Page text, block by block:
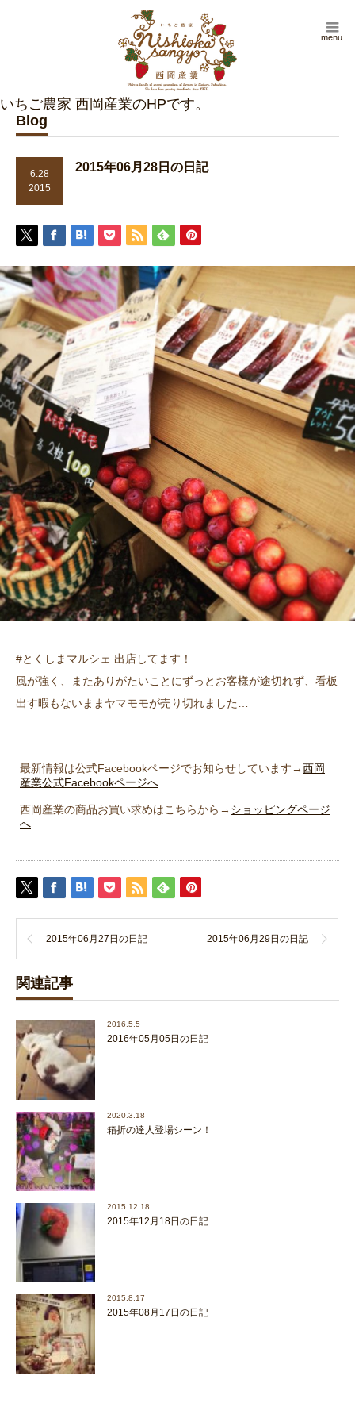
menu
Blog
6.28
2015
2015年06月28日の日記
#とくしまマルシェ 出店してます！
風が強く、またありがたいことにずっとお客様が途切れず、看板
出す暇もないままヤマモモが売り切れました…
最新情報は公式Facebookページでお知らせしています→西岡
産業公式Facebookページへ
西岡産業の商品お買い求めはこちらから→ ショッピングページ
へ
2015年06月27日の日記 2015年06月29日の日記
関連記事
2016.5.5
2016年05月05日の日記
2020.3.18
箱折の達人登場シーン！
2015.12.18
2015年12月18日の日記
2015.8.17
2015年08月17日の日記